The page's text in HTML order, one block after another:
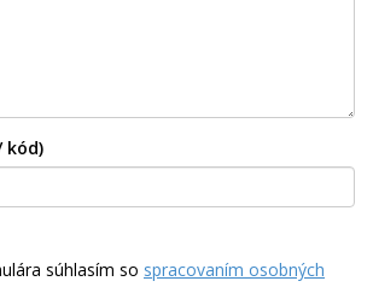
kód)
súhlasím so spracovaním osobných